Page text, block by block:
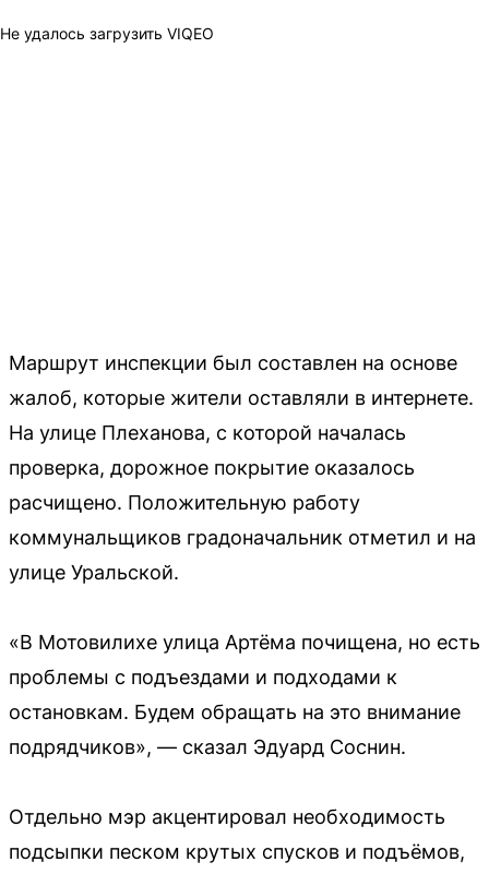
Не удалось загрузить VIQEO
Маршрут инспекции был составлен на основе
жалоб, которые жители оставляли в интернете.
На улице Плеханова, с которой началась
проверка, дорожное покрытие оказалось
расчищено. Положительную работу
коммунальщиков градоначальник отметил и на
улице Уральской.
«В Мотовилихе улица Артёма почищена, но есть
проблемы с подъездами и подходами к
остановкам. Будем обращать на это внимание
подрядчиков», — сказал Эдуард Соснин.
Отдельно мэр акцентировал необходимость
подсыпки песком крутых спусков и подъёмов,